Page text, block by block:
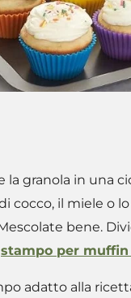
la granola in una
cocco, il miele o
bene.
stampo per
adatto alla